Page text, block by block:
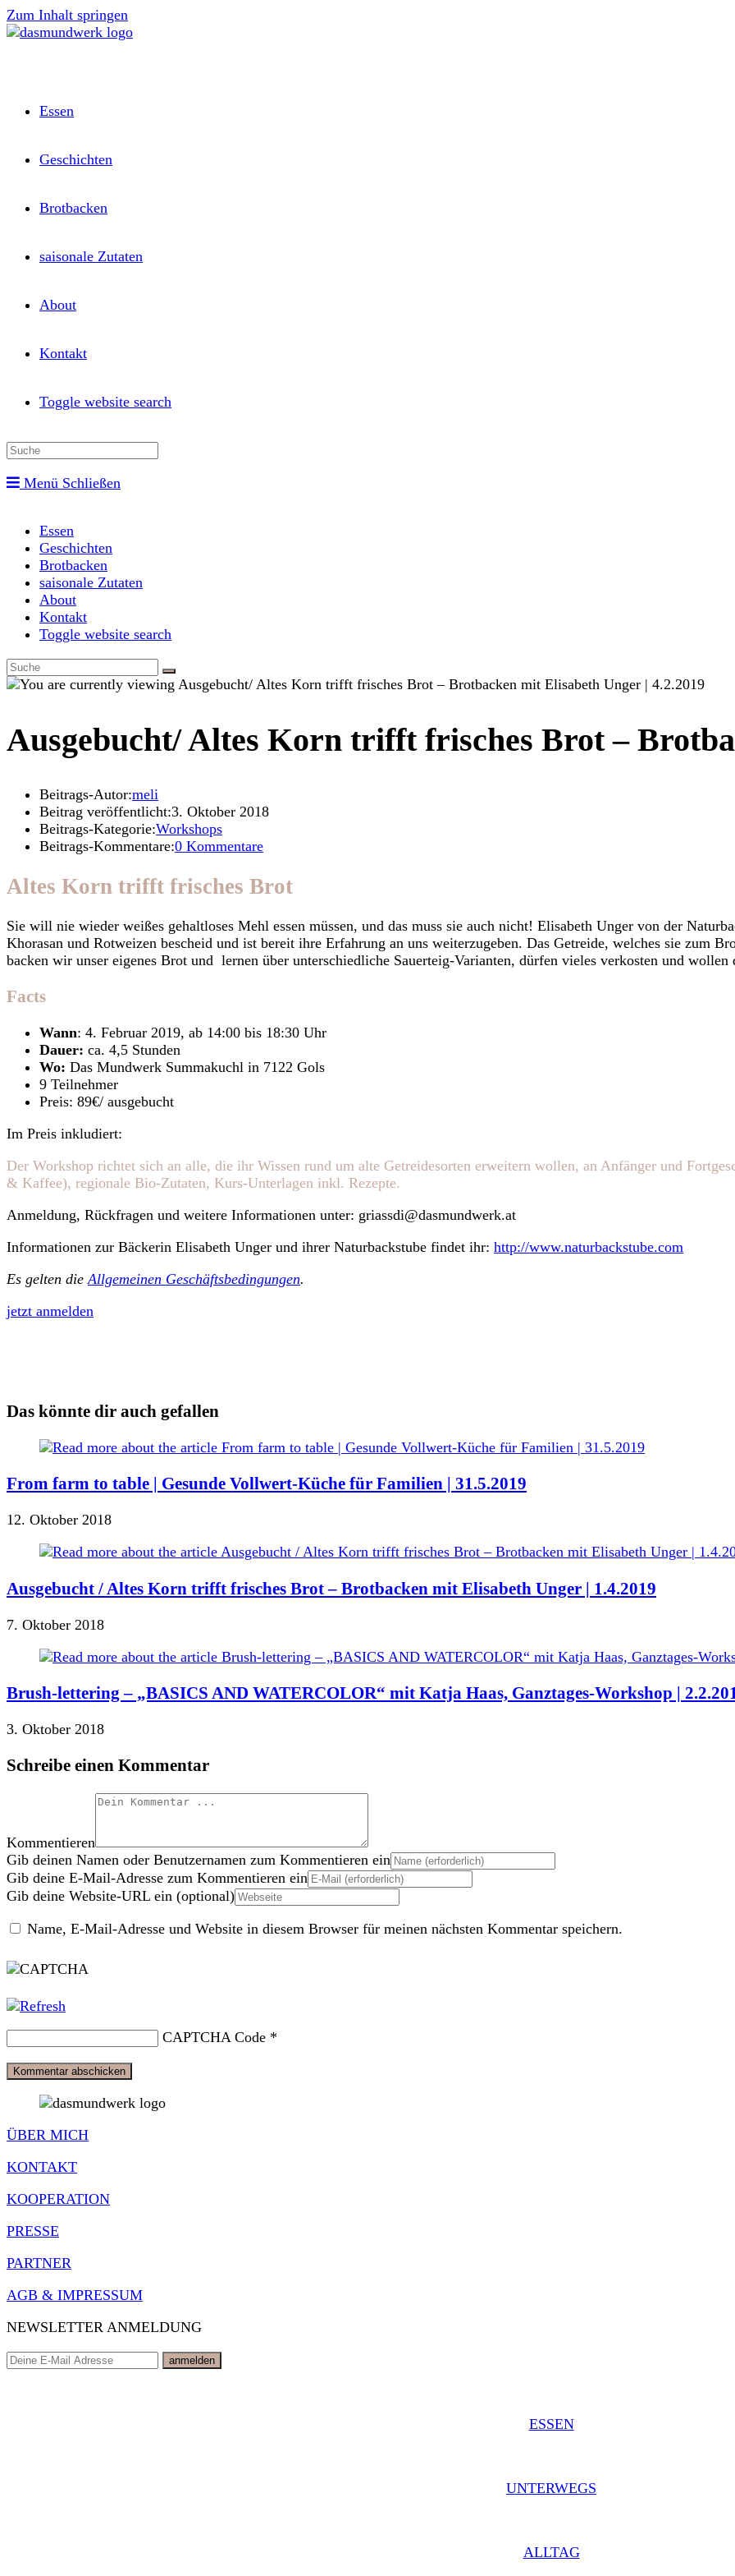
Zum Inhalt springen
Essen
Geschichten
Brotbacken
saisonale Zutaten
About
Kontakt
Toggle website search
Menü Schließen
Essen
Geschichten
Brotbacken
saisonale Zutaten
About
Kontakt
Toggle website search
Ausgebucht/ Altes Korn trifft frisches Brot –
Beitrags-Autor:meli
Beitrag veröffentlicht:3. Oktober 2018
Beitrags-Kategorie:Workshops
Beitrags-Kommentare:0 Kommentare
Altes Korn trifft frisches Brot
Sie will nie wieder weißes gehaltloses Mehl essen müssen, und das muss sie auch nicht! Elisabeth Unger von der
Khorasan und Rotweizen bescheid und ist bereit ihre Erfahrung an uns weiterzugeben. Das Getreide, welches sie zum
backen wir unser eigenes Brot und lernen über unterschiedliche Sauerteig-Varianten, dürfen vieles verkosten und
Facts
Wann: 4. Februar 2019, ab 14:00 bis 18:30 Uhr
Dauer: ca. 4,5 Stunden
Wo: Das Mundwerk Summakuchl in 7122 Gols
9 Teilnehmer
Preis: 89€/ ausgebucht
Im Preis inkludiert:
Der Workshop richtet sich an alle, die ihr Wissen rund um alte Getreidesorten erweitern wollen, an Anfänger und
& Kaffee), regionale Bio-Zutaten, Kurs-Unterlagen inkl. Rezepte.
Anmeldung, Rückfragen und weitere Informationen unter: griassdi@dasmundwerk.at
Informationen zur Bäckerin Elisabeth Unger und ihrer Naturbackstube findet ihr: http://www.naturbackstube.com
Es gelten dieAllgemeinen Geschäftsbedingungen.
jetzt anmelden
Das könnte dir auch gefallen
From farm to table | Gesunde Vollwert-Küche für Familien | 31.5.2019
12. Oktober 2018
Ausgebucht / Altes Korn trifft frisches Brot – Brotbacken mit Elisabeth Unger | 1.4.2019
7. Oktober 2018
Brush-lettering – „BASICS AND WATERCOLOR“ mit Katja Haas, Ganztages-Workshop |
3. Oktober 2018
Schreibe einen Kommentar
Kommentieren
Gib deinen Namen oder Benutzernamen zum Kommentieren ein
Gib deine E-Mail-Adresse zum Kommentieren ein
Gib deine Website-URL ein (optional)
Name, E-Mail-Adresse und Website in diesem Browser für meinen nächsten Kommentar speichern.
CAPTCHA Code *
ÜBER MICH
KONTAKT
KOOPERATION
PRESSE
PARTNER
AGB & IMPRESSUM
NEWSLETTER ANMELDUNG
ESSEN
UNTERWEGS
ALLTAG